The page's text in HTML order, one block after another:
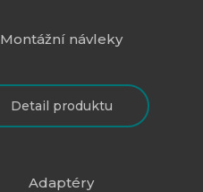
Montážní návleky
Detail produktu
Adaptéry